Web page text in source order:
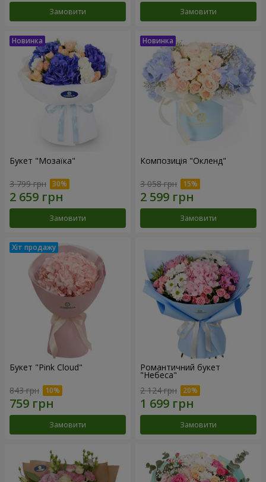
Замовити Замовити
Букет "Мозаїка"
3 799 грн
Замовити
Композиція "Окленд"
3 058 грн
Замовити
Букет "Pink Cloud"
843 грн
Замовити
Романтичний букет
"Небеса"
2 124 грн
Замовити